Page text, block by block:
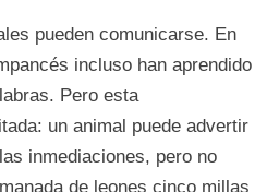
pueden comunicarse. En
incluso han aprendido
Pero esta
un animal puede advertir
inmediaciones, pero no
de leones cinco millas